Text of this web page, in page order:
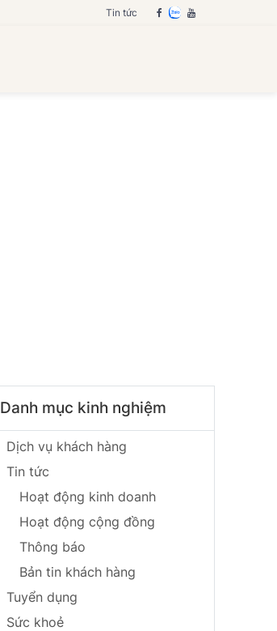
Tin tức
Danh mục kinh nghiệm
Dịch vụ khách hàng
Tin tức
Hoạt động kinh doanh
Hoạt động cộng đồng
Thông báo
Bản tin khách hàng
Tuyển dụng
Sức khoẻ